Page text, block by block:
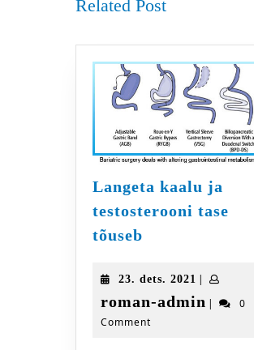
Related Post
Langeta kaalu ja
testosterooni tase
tõusebLangeta
testosterooni
tase
tõuseb
23. dets. 2021 23.
dets.
|
roman-admin roman-
|
0
Comment